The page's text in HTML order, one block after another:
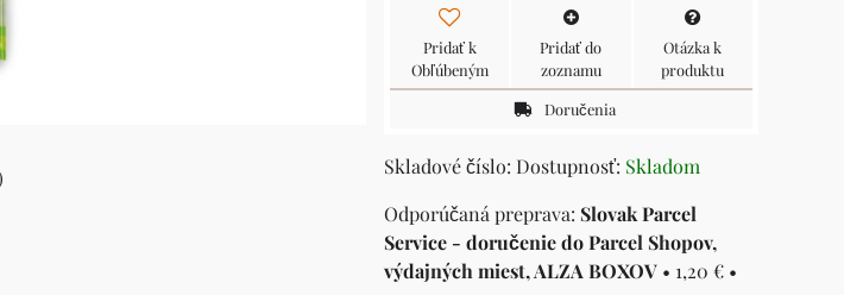
Pridať k
Obľúbeným
Pridať do
zoznamu
Otázka k
produktu
Doručenia
Skladové číslo: Dostupnosť: Skladom
Slovak Parcel
Service - doručenie do Parcel Shopov,
výdajných miest, ALZA BOXOV • 1,20 € •